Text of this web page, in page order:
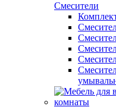
Смесители